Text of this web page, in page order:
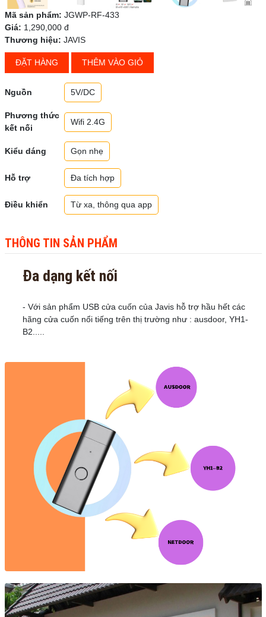
Mã sản phẩm: JGWP-RF-433
Giá: 1,290,000 đ
Thương hiệu: JAVIS
ĐẶT HÀNG THÊM VÀO GIỎ
Nguồn 5V/DC
Phương thức
kết nối
Wifi 2.4G
Kiểu dáng Gọn nhẹ
Hỗ trợ Đa tích hợp
Điều khiển Từ xa, thông qua app
THÔNG TIN SẢN PHẨM
Đa dạng kết nối
- Với sản phẩm USB cửa cuốn của Javis hỗ trợ hầu hết các
hãng cửa cuốn nổi tiếng trên thị trường như : ausdoor, YH1-
B2.....